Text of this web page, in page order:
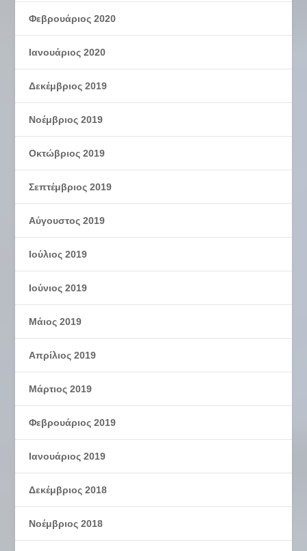
Φεβρουάριος 2020
Ιανουάριος 2020
Δεκέμβριος 2019
Νοέμβριος 2019
Οκτώβριος 2019
Σεπτέμβριος 2019
Αύγουστος 2019
Ιούλιος 2019
Ιούνιος 2019
Μάιος 2019
Απρίλιος 2019
Μάρτιος 2019
Φεβρουάριος 2019
Ιανουάριος 2019
Δεκέμβριος 2018
Νοέμβριος 2018